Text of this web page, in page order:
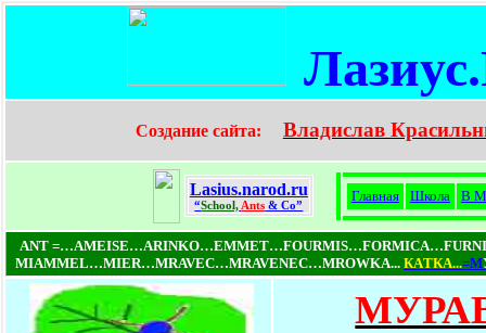
Создание сайта: Владислав
Lasius.narod.ru
“School, Ants & Co”
Главная Школа В
ANT
MIAMMEL…MIER…MRAVEC…MRAVENEC…MROWKA... КAТКA...=М